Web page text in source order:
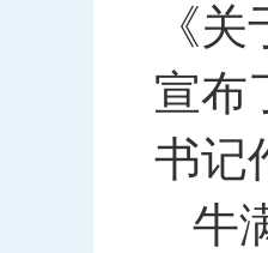
《
宣布
书记
牛